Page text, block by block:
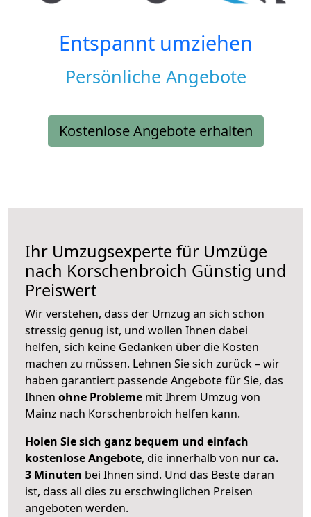
Entspannt umziehen
Persönliche Angebote
Kostenlose Angebote erhalten
Ihr Umzugsexperte für Umzüge
nach Korschenbroich Günstig und
Preiswert
Wir verstehen, dass der Umzug an sich schon
stressig genug ist, und wollen Ihnen dabei
helfen, sich keine Gedanken über die Kosten
machen zu müssen. Lehnen Sie sich zurück – wir
haben garantiert passende Angebote für Sie, das
Ihnen ohne Probleme mit Ihrem Umzug von
Mainz nach Korschenbroich helfen kann.
Holen Sie sich ganz bequem und einfach
kostenlose Angebote, die innerhalb von nurca.
3 Minuten bei Ihnen sind. Und das Beste daran
ist, dass all dies zu erschwinglichen Preisen
angeboten werden.